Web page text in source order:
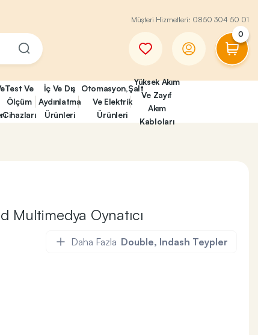
Müşteri Hizmetleri: 0850 304 50 01
0
Test Ve
Ölçüm
Cihazları
İç Ve Dış
Aydınlatma
Ürünleri
Otomasyon,Şalt
Ve Elektrik
Ürünleri
Yüksek Akım
Ve Zayıf
Akım
Kabloları
Oynatıcı
Daha Fazla Double, Indash Teypler